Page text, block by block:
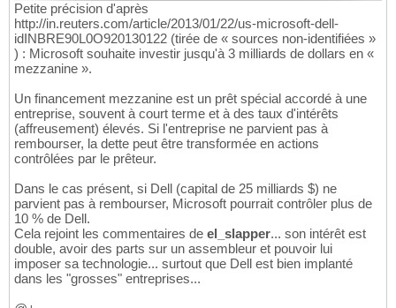
Petite précision d'après
http://in.reuters.com/article/2013/01/22/us-microsoft-dell-
idINBRE90L0O920130122 (tirée de « sources non-identifiées »
) : Microsoft souhaite investir jusqu'à 3 milliards de dollars en «
mezzanine ».
Un financement mezzanine est un prêt spécial accordé à une
entreprise, souvent à court terme et à des taux d'intérêts
(affreusement) élevés. Si l'entreprise ne parvient pas à
rembourser, la dette peut être transformée en actions
contrôlées par le prêteur.
Dans le cas présent, si Dell (capital de 25 milliards $) ne
parvient pas à rembourser, Microsoft pourrait contrôler plus de
10 % de Dell.
Cela rejoint les commentaires de el_slapper... son intérêt est
double, avoir des parts sur un assembleur et pouvoir lui
imposer sa technologie... surtout que Dell est bien implanté
dans les "grosses" entreprises...